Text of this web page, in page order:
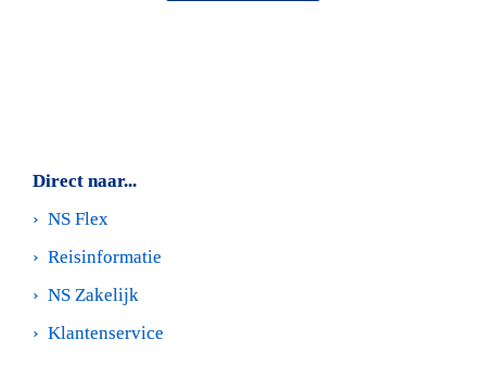
Direct naar...
› NS Flex
› Reisinformatie
› NS Zakelijk
› Klantenservice